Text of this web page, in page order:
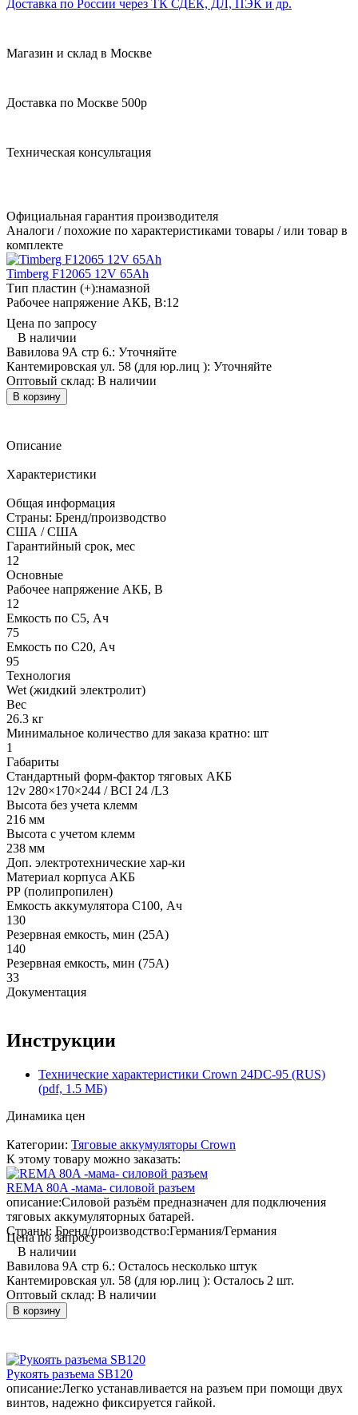
Доставка по России через ТК СДЕК, ДЛ, ПЭК и др.
Магазин и склад в Москве
Доставка по Москве 500р
Техническая консультация
Официальная гарантия производителя
Аналоги / похожие по характеристиками товары / или товар в
комплекте
Timberg F12065 12V 65Ah
Тип пластин (+):намазной
Рабочее напряжение АКБ, B:12
Цена по запросу
В наличии
Вавилова 9А стр 6.: Уточняйте
Кантемировская ул. 58 (для юр.лиц ): Уточняйте
Оптовый склад: В наличии
В корзину
Описание
Характеристики
Общая информация
Страны: Бренд/производство
США / США
Гарантийный срок, мес
12
Основные
Рабочее напряжение АКБ, B
12
Емкость по С5, Ач
75
Емкость по С20, Ач
95
Технология
Wet (жидкий электролит)
Вес
26.3 кг
Минимальное количество для заказа кратно: шт
1
Габариты
Стандартный форм-фактор тяговых АКБ
12v 280×170×244 / BCI 24 /L3
Высота без учета клемм
216 мм
Высота с учетом клемм
238 мм
Доп. электротехнические хар-ки
Материал корпуса АКБ
РР (полипропилен)
Емкость аккумулятора С100, Ач
130
Резервная емкость, мин (25А)
140
Резервная емкость, мин (75А)
33
Документация
Инструкции
Технические характеристики Crown 24DC-95 (RUS)
(pdf, 1.5 МБ)
Динамика цен
Категории: Тяговые аккумуляторы Crown
К этому товару можно заказать:
REMA 80A -мама- силовой разъем
описание:Силовой разъём предназначен для подключения
тяговых аккумуляторных батарей.
Страны: Бренд/производство:Германия/Германия
Цена по запросу
В наличии
Вавилова 9А стр 6.: Осталось несколько штук
Кантемировская ул. 58 (для юр.лиц ): Осталось 2 шт.
Оптовый склад: В наличии
В корзину
Рукоять разъема SB120
описание:Легко устанавливается на разъем при помощи двух
винтов, надежно фиксируется гайкой.